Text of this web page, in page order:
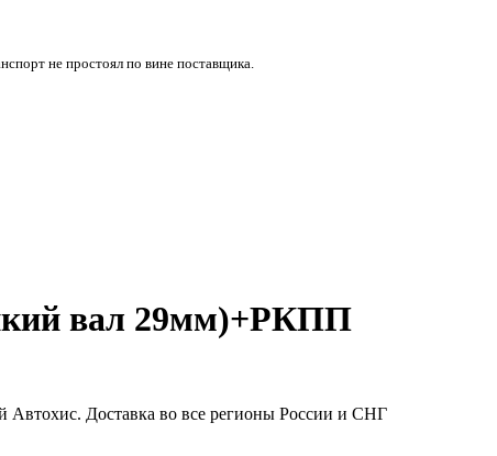
не простоял по вине поставщика.
вал 29мм)+РКПП
Автохис. Доставка во все регионы России и СНГ